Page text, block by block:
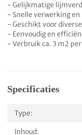
- Gelijkmatige
- Snelle verwerking
- Geschikt voor
- Eenvoudig en
- Verbruik ca. 3 m2
Specificaties
Type:
Inhoud: